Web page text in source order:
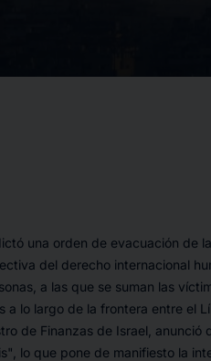
una orden de evacuación de
del derecho internacional
a las que se suman las
a lo largo de la frontera entre el
de Finanzas de Israel, anunció
", lo que pone de manifiesto la